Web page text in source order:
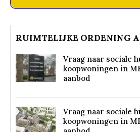
RUIMTELIJKE ORDENING
Vraag naar sociale
koopwoningen in
aanbod
Vraag naar sociale
koopwoningen in